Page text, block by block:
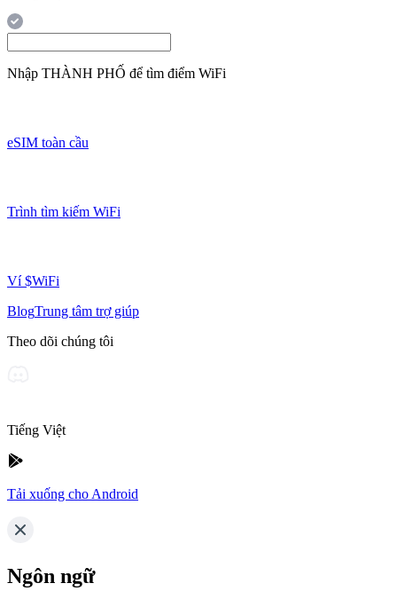
Nhập THÀNH PHỐ để tìm điểm WiFi
eSIM toàn cầu
Trình tìm kiếm WiFi
Ví $WiFi
BlogTrung tâm trợ giúp
Theo dõi chúng tôi
Tiếng Việt
Tải xuống cho Android
Ngôn ngữ